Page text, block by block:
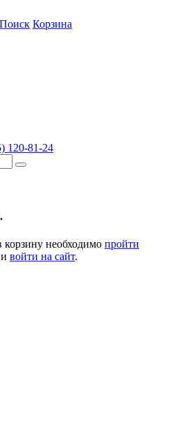
Поиск Корзина
120-81-24
корзину необходимо пройти
и войти на сайт.